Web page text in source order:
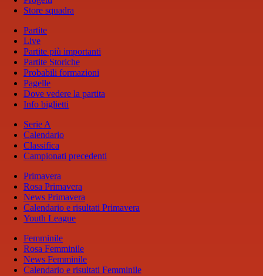
Store squadra
Partite
Live
Partite più importanti
Partite Storiche
Probabili formazioni
Pagelle
Dove vedere la partita
Info biglietti
Serie A
Calendario
Classifica
Campionati precedenti
Primavera
Rosa Primavera
News Primavera
Calendario e risultati Primavera
Youth League
Femminile
Rosa Femminile
News Femminile
Calendario e risultati Femminile